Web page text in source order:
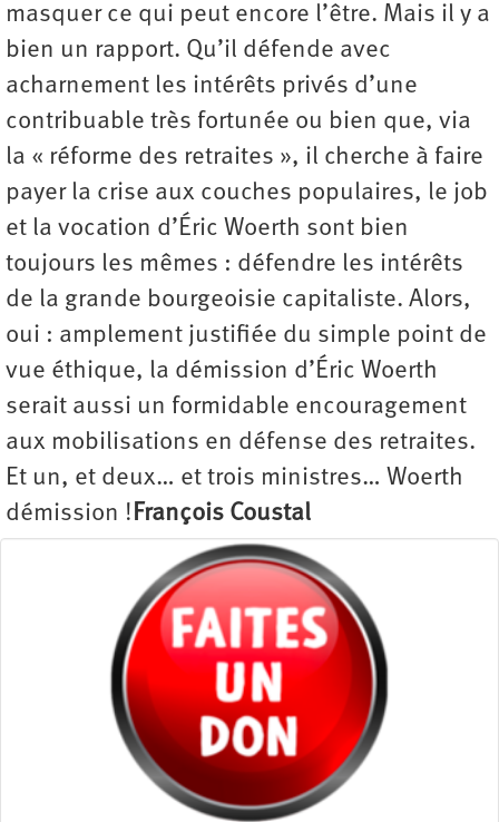
masquer ce qui peut encore l’être. Mais il y a
bien un rapport. Qu’il défende avec
acharnement les intérêts privés d’une
contribuable très fortunée ou bien que, via
la « réforme des retraites », il cherche à faire
payer la crise aux couches populaires, le job
et la vocation d’Éric Woerth sont bien
toujours les mêmes : défendre les intérêts
de la grande bourgeoisie capitaliste. Alors,
oui : amplement justifiée du simple point de
vue éthique, la démission d’Éric Woerth
serait aussi un formidable encouragement
aux mobilisations en défense des retraites.
Et un, et deux… et trois ministres… Woerth
démission !François Coustal